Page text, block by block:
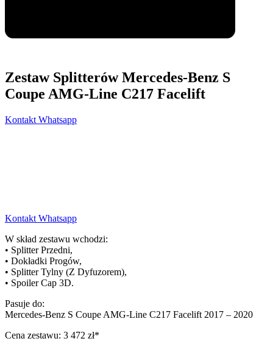
Zestaw Splitterów Mercedes-Benz S
Coupe AMG-Line C217 Facelift
Kontakt Whatsapp
Kontakt Whatsapp
W skład zestawu wchodzi:
• Splitter Przedni,
• Dokładki Progów,
• Splitter Tylny (Z Dyfuzorem),
• Spoiler Cap 3D.
Pasuje do:
Mercedes-Benz S Coupe AMG-Line C217 Facelift 2017 – 2020
Cena zestawu: 3 472 zł*